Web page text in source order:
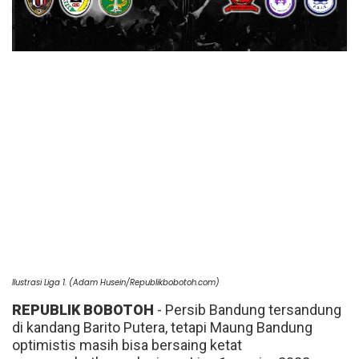
Ilustrasi Liga 1. (Adam Husein/Republikbobotoh.com)
REPUBLIK BOBOTOH - Persib Bandung tersandung
di kandang Barito Putera, tetapi Maung Bandung
optimistis masih bisa bersaing ketat